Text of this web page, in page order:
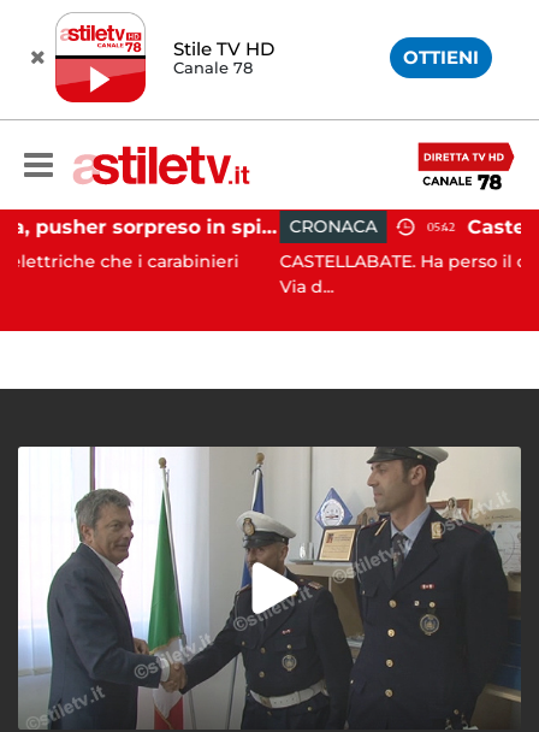
Stile TV HD
Canale 78 OTTIENI
Ischia, pusher sorpreso in spiaggia da carabinieri in Vespa
che i carabinieri
CRONACA 05:42
CASTELLABATE. Ha perso il controllo